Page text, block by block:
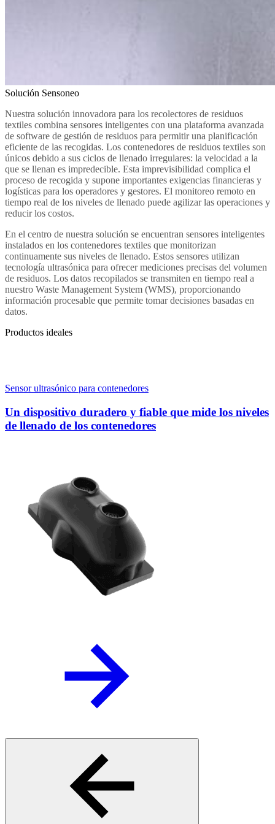
Solución Sensoneo
Nuestra solución innovadora para los recolectores de residuos
textiles combina sensores inteligentes con una plataforma avanzada
de software de gestión de residuos para permitir una planificación
eficiente de las recogidas. Los contenedores de residuos textiles son
únicos debido a sus ciclos de llenado irregulares: la velocidad a la
que se llenan es impredecible. Esta imprevisibilidad complica el
proceso de recogida y supone importantes exigencias financieras y
logísticas para los operadores y gestores. El monitoreo remoto en
tiempo real de los niveles de llenado puede agilizar las operaciones y
reducir los costos.
En el centro de nuestra solución se encuentran sensores inteligentes
instalados en los contenedores textiles que monitorizan
continuamente sus niveles de llenado. Estos sensores utilizan
tecnología ultrasónica para ofrecer mediciones precisas del volumen
de residuos. Los datos recopilados se transmiten en tiempo real a
nuestro Waste Management System (WMS), proporcionando
información procesable que permite tomar decisiones basadas en
datos.
Productos ideales
Sensor ultrasónico para contenedores
Un dispositivo duradero y fiable que mide los niveles
de llenado de los contenedores